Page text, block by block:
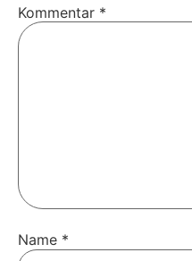
Kommentar *
Name *